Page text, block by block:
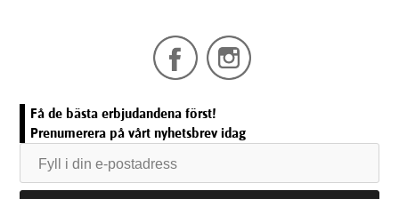
Få de bästa erbjudandena först!
Prenumerera på vårt nyhetsbrev idag